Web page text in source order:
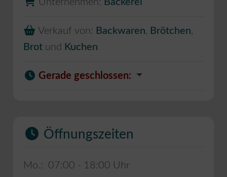
Verkauf von: Backwaren, Brötchen,
Brot und Kuchen
Gerade geschlossen:
Öffnungszeiten
Mo.: 07:00 - 18:00